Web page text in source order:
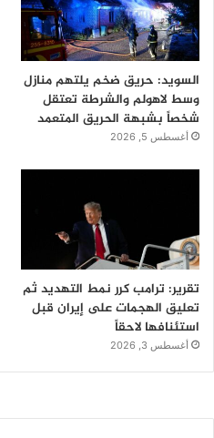
السويد: حريق ضخم يلتهم منازل
وسط لاهولم والشرطة تعتقل
شخصاً بشبهة الحريق المتعمد
أغسطس 5, 2026
تقرير: ترامب كرر نمط التهديد ثم
تعليق الهجمات على إيران قبل
استئنافها لاحقاً
أغسطس 3, 2026